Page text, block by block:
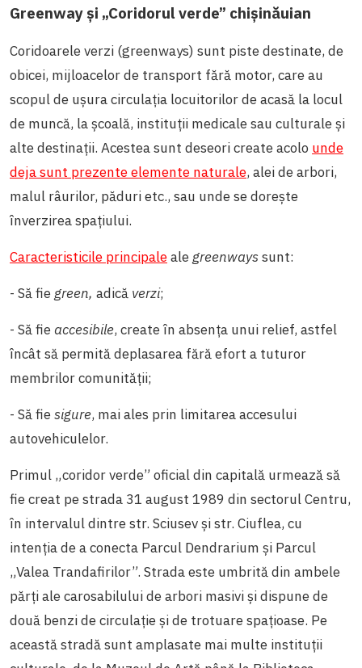
Greenway și „Coridorul verde” chișinăuian
Coridoarele verzi (greenways) sunt piste destinate, de
obicei, mijloacelor de transport fără motor, care au
scopul de ușura circulația locuitorilor de acasă la locul
de muncă, la școală, instituții medicale sau culturale și
alte destinații. Acestea sunt deseori create acolo unde
deja sunt prezente elemente naturale, alei de arbori,
malul râurilor, păduri etc., sau unde se dorește
înverzirea spațiului.
Caracteristicile principalealegreenways sunt:
- Să fiegreen, adică verzi;
- Să fieaccesibile, create în absența unui relief, astfel
încât să permită deplasarea fără efort a tuturor
membrilor comunității;
- Să fiesigure, mai ales prin limitarea accesului
autovehiculelor.
Primul „coridor verde” oficial din capitală urmează să
fie creat pe strada 31 august 1989 din sectorul Centru,
în intervalul dintre str. Sciusev și str. Ciuflea, cu
intenția de a conecta Parcul Dendrarium și Parcul
„Valea Trandafirilor”. Strada este umbrită din ambele
părți ale carosabilului de arbori masivi și dispune de
două benzi de circulație și de trotuare spațioase. Pe
această stradă sunt amplasate mai multe instituții